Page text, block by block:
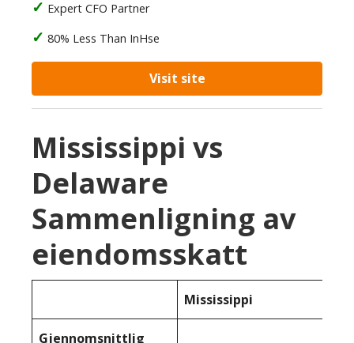
Expert CFO Partner
80% Less Than InHse
Visit site
Mississippi vs
Delaware
Sammenligning av
eiendomsskatt
Mississippi
Gjennomsnittlig